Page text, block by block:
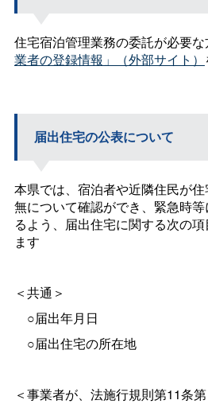
住宅宿泊管理業務の委託が必要な
業者の登録情報」（外部サイト）
届出住宅の公表について
本県では、宿泊者や近隣住民が
無について確認ができ、緊急時
るよう、届出住宅に関する次の
ます
＜共通＞
○届出年月日
○届出住宅の所在地
＜事業者が、法施行規則第11条